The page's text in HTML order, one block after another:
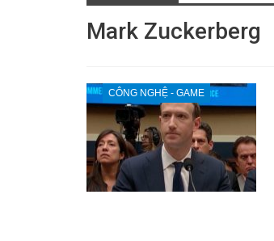
Mark Zuckerberg
CÔNG NGHỆ - GAME